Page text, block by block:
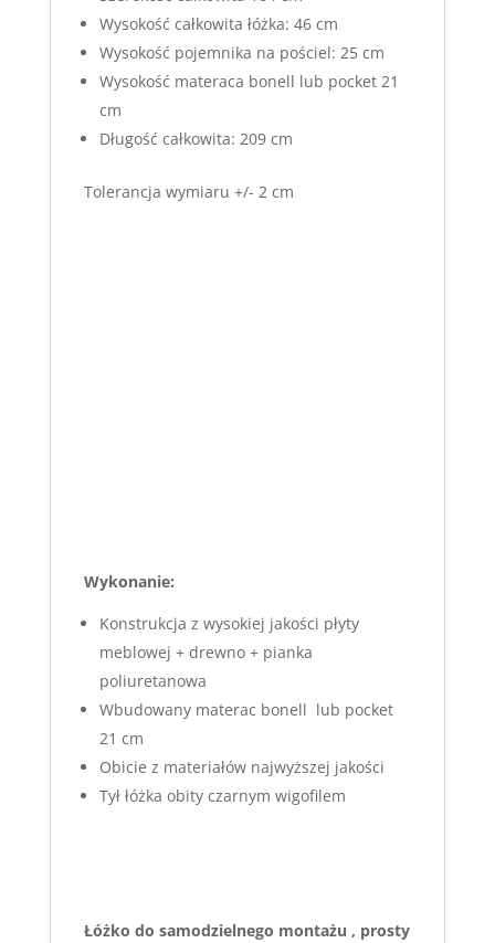
Wysokość całkowita łóżka: 46 cm
Wysokość pojemnika na pościel: 25 cm
Wysokość materaca bonell lub pocket 21
cm
Długość całkowita: 209 cm
Tolerancja wymiaru +/- 2 cm
Wykonanie:
Konstrukcja z wysokiej jakości płyty
meblowej + drewno + pianka
poliuretanowa
Wbudowany materac bonell lub pocket
21 cm
Obicie z materiałów najwyższej jakości
Tył łóżka obity czarnym wigofilem
Łóżko do samodzielnego montażu , prosty